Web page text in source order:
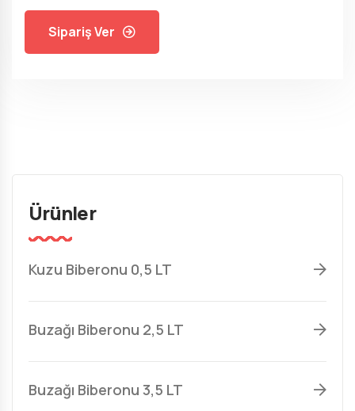
Sipariş Ver
Ürünler
Kuzu Biberonu 0,5 LT
Buzağı Biberonu 2,5 LT
Buzağı Biberonu 3,5 LT